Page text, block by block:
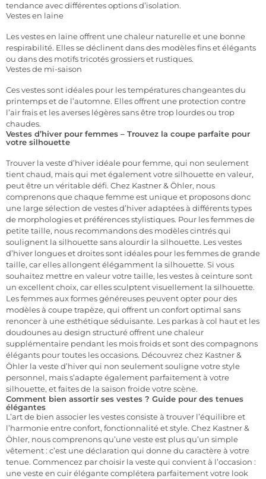
tendance avec différentes options d’isolation.
Vestes en laine
Les vestes en laine offrent une chaleur naturelle et une bonne
respirabilité. Elles se déclinent dans des modèles fins et élégants
ou dans des motifs tricotés grossiers et rustiques.
Vestes de mi-saison
Ces vestes sont idéales pour les températures changeantes du
printemps et de l’automne. Elles offrent une protection contre
l’air frais et les averses légères sans être trop lourdes ou trop
chaudes.
Vestes d’hiver pour femmes – Trouvez la coupe parfaite pour
votre silhouette
Trouver la veste d’hiver idéale pour femme, qui non seulement
tient chaud, mais qui met également votre silhouette en valeur,
peut être un véritable défi. Chez Kastner & Öhler, nous
comprenons que chaque femme est unique et proposons donc
une large sélection de vestes d’hiver adaptées à différents types
de morphologies et préférences stylistiques. Pour les femmes de
petite taille, nous recommandons des modèles cintrés qui
soulignent la silhouette sans alourdir la silhouette. Les vestes
d’hiver longues et droites sont idéales pour les femmes de grande
taille, car elles allongent élégamment la silhouette. Si vous
souhaitez mettre en valeur votre taille, les vestes à ceinture sont
un excellent choix, car elles sculptent visuellement la silhouette.
Les femmes aux formes généreuses peuvent opter pour des
modèles à coupe trapèze, qui offrent un confort optimal sans
renoncer à une esthétique séduisante. Les parkas à col haut et les
doudounesau design structuré offrent une chaleur
supplémentaire pendant les mois froids et sont des compagnons
élégants pour toutes les occasions. Découvrez chez Kastner &
Öhler la veste d’hiverqui non seulement souligne votre style
personnel, mais s’adapte également parfaitement à votre
silhouette, et faites de la saison froide votre scène.
Comment bien assortir ses vestes ? Guide pour des tenues
élégantes
L’art de bien associer les vestes consiste à trouver l’équilibre et
l’harmonie entre confort, fonctionnalité et style. Chez Kastner &
Öhler, nous comprenons qu’une veste est plus qu’un simple
vêtement : c’est une déclaration qui donne du caractère à votre
tenue. Commencez par choisir la veste qui convient à l’occasion :
uneveste en cuirélégantecomplétera parfaitement votre look